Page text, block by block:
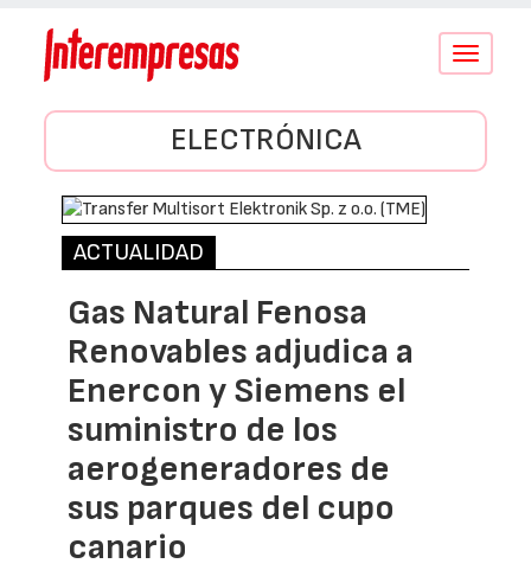
Conmutar
ELECTRÓNICA
ACTUALIDAD
Gas Natural Fenosa
Renovables adjudica a
Enercon y Siemens el
suministro de los
aerogeneradores de
sus parques del cupo
canario